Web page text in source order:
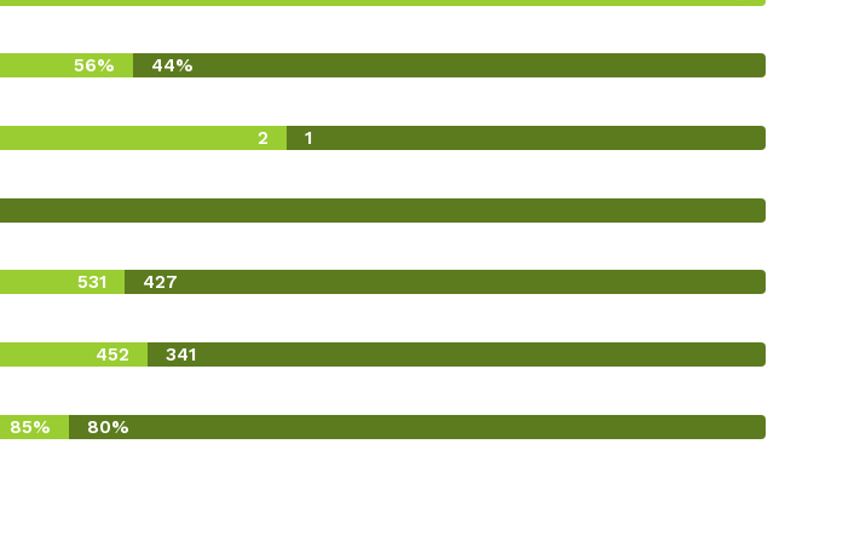
56% 44%
2 1
531 427
452 341
85% 80%